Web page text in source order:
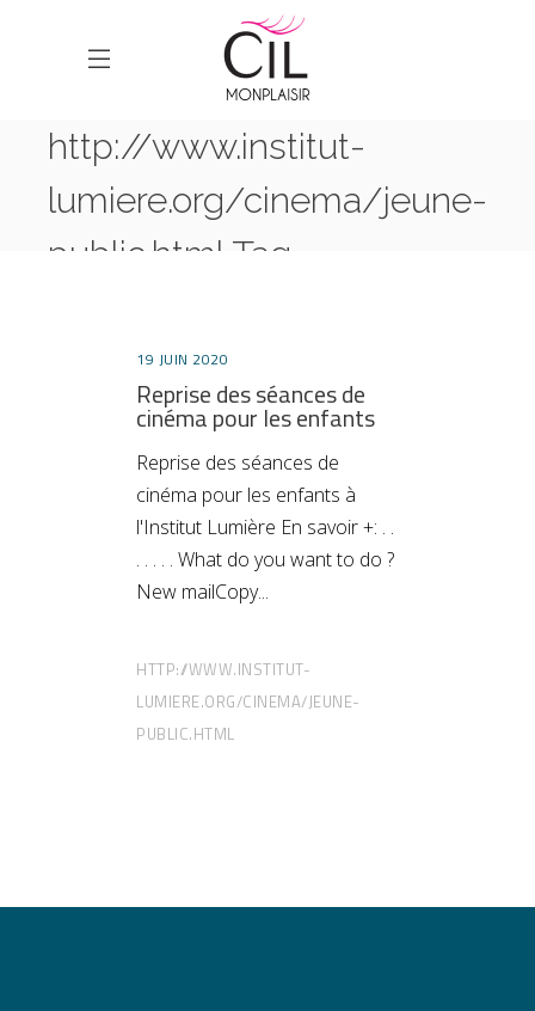
http://www.institut-
lumiere.org/cinema/jeune-
public.html Tag
19 JUIN 2020
Reprise des séances de
cinéma pour les enfants
Reprise des séances de
cinéma pour les enfants à
l'Institut Lumière En savoir +: . .
. . . . . What do you want to do ?
New mailCopy
HTTP://WWW.INSTITUT-
LUMIERE.ORG/CINEMA/JEUNE-
PUBLIC.HTML